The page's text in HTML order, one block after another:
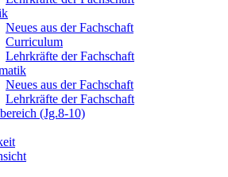
Neues aus der Fachschaft
Curriculum
Lehrkräfte der Fachschaft
Neues aus der Fachschaft
Lehrkräfte der Fachschaft
(Jg.8-10)